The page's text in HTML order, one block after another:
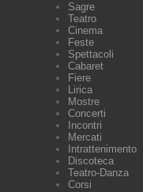
Sagre
Teatro
Cinema
Feste
Spettacoli
Cabaret
Fiere
Lirica
Mostre
Concerti
Incontri
Mercati
Intrattenimento
Discoteca
Teatro-Danza
Corsi